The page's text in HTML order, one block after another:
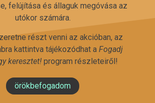
felújítása és állaguk megóvása az
utókor számára.
részt venni az akcióban, az
kattintva tájékozódhat a Fogadj
keresztet!program részleteiről!
örökbefogadom